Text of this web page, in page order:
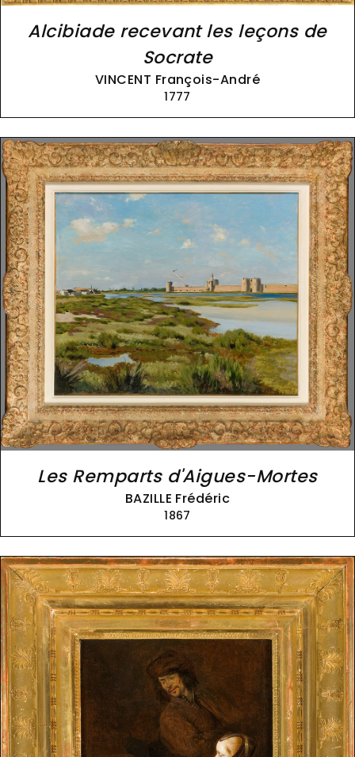
Alcibiade recevant les leçons de
Socrate
VINCENT François-André
1777
Les Remparts d'Aigues-Mortes
BAZILLE Frédéric
1867